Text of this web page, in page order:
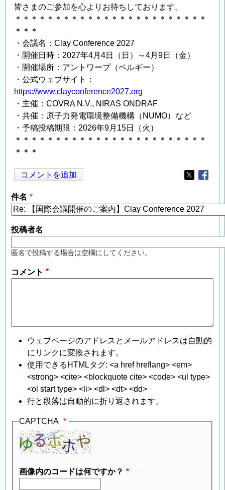
皆さまのご参加を心よりお待ちしております。
＊＊＊＊＊＊＊＊＊＊＊＊＊＊＊＊＊＊＊＊＊＊＊＊
＊＊＊
・会議名：Clay Conference 2027
・開催日時：2027年4月4日（日）～4月9日（金）
・開催場所：アントワープ（ベルギー）
・公式ウェブサイト：
https://www.clayconference2027.org
・主催：COVRA N.V., NIRAS ONDRAF
・共催：原子力発電環境整備機構（NUMO）など
・予稿投稿期限：2026年9月15日（火）
＊＊＊＊＊＊＊＊＊＊＊＊＊＊＊＊＊＊＊＊＊＊＊＊
＊＊＊
コメントを追加
Opens in
件名
投稿者名
匿名で投稿する場合は空欄にしてください。
コメント
ウェブページのアドレスとメールアドレスは自動的
にリンクに変換されます。
使用できるHTMLタグ: <a href hreflang> <em>
<strong> <cite> <blockquote cite> <code> <ul type>
<ol start type> <li> <dl> <dt> <dd>
行と段落は自動的に折り返されます。
CAPTCHA
画像内のコードは何ですか？